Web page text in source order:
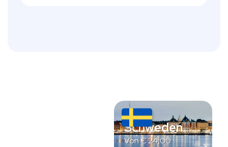
Schweden
Von€24,00